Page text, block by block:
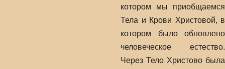
котором мы приобщаемся
Тела и Крови Христовой, в
котором было обновлено
человеческое естество.
Через Тело Христово была